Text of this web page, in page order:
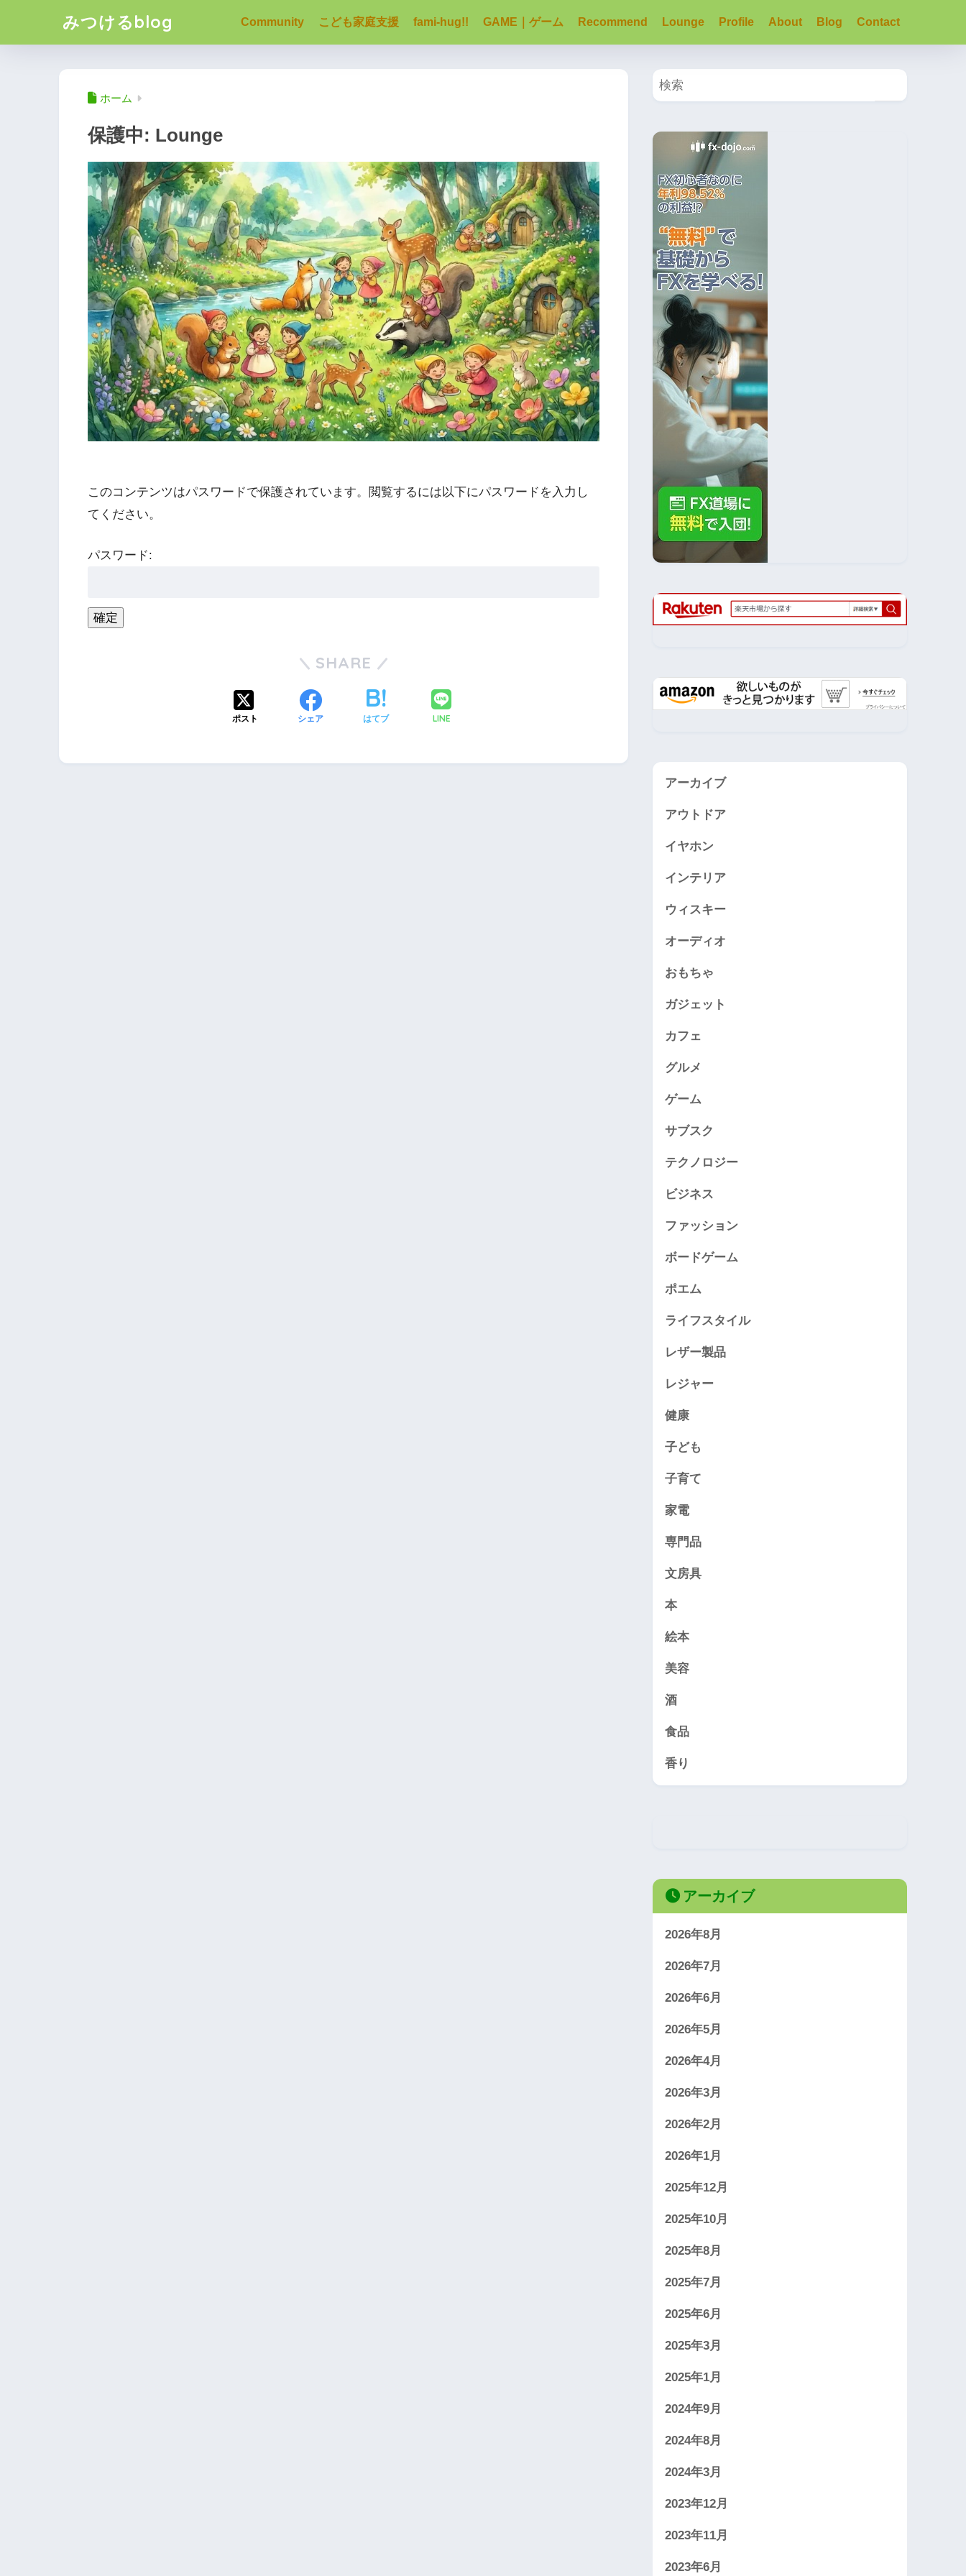
みつけるblog Community こども家庭支援 fami-hug!! GAME｜ゲーム Recommend Lounge Profile About Blog Contact
ホーム
保護中: Lounge
このコンテンツはパスワードで保護されています。閲覧するには以下にパスワードを入力し
てください。
パスワード:
SHARE
ポスト シェア はてブ LINE
アーカイブ
アウトドア
イヤホン
インテリア
ウィスキー
オーディオ
おもちゃ
ガジェット
カフェ
グルメ
ゲーム
サブスク
テクノロジー
ビジネス
ファッション
ボードゲーム
ポエム
ライフスタイル
レザー製品
レジャー
健康
子ども
子育て
家電
専門品
文房具
本
絵本
美容
酒
食品
香り
アーカイブ
2026年8月
2026年7月
2026年6月
2026年5月
2026年4月
2026年3月
2026年2月
2026年1月
2025年12月
2025年10月
2025年8月
2025年7月
2025年6月
2025年3月
2025年1月
2024年9月
2024年8月
2024年3月
2023年12月
2023年11月
2023年6月